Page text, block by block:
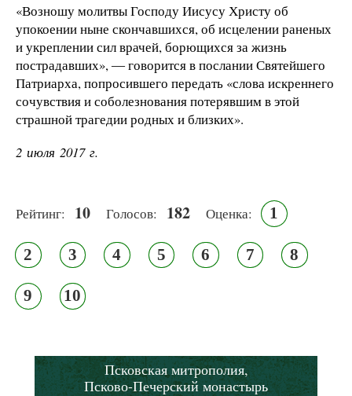
«Возношу молитвы Господу Иисусу Христу об
упокоении ныне скончавшихся, об исцелении раненых
и укреплении сил врачей, борющихся за жизнь
пострадавших», ― говорится в послании Святейшего
Патриарха, попросившего передать «слова искреннего
сочувствия и соболезнования потерявшим в этой
страшной трагедии родных и близких».
2 июля 2017 г.
Рейтинг: 10 Голосов: 182 Оценка: 1
2 3 4 5 6 7 8
9 10
Псковская митрополия,
Псково-Печерский монастырь